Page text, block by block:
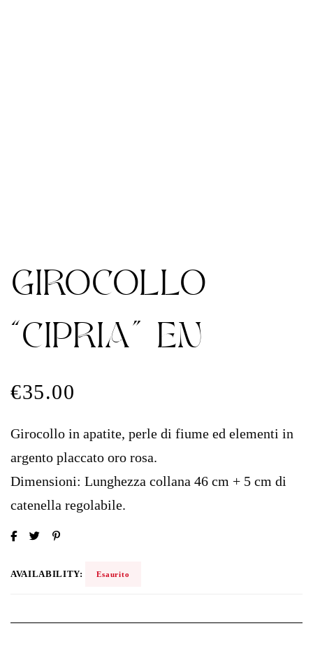
GIROCOLLO
“CIPRIA” EN
€35.00
Girocollo in apatite, perle di fiume ed elementi in
argento placcato oro rosa.
Dimensioni: Lunghezza collana 46 cm + 5 cm di
catenella regolabile.
AVAILABILITY: Esaurito